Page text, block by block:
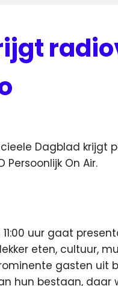
Dagblad krijgt
Persoonlijk On Air.
uur gaat
eten, cultuur,
gasten uit
hun bestaan, daar